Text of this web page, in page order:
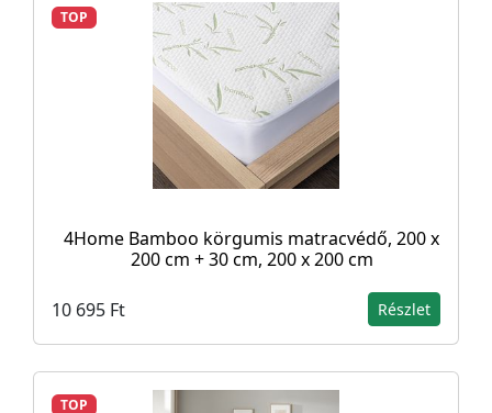
TOP
4Home Bamboo körgumis matracvédő, 200 x
200 cm + 30 cm, 200 x 200 cm
10 695 Ft Részlet
TOP